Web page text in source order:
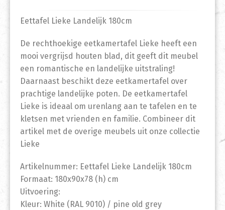
Eettafel Lieke Landelijk 180cm
De rechthoekige eetkamertafel Lieke heeft een
mooi vergrijsd houten blad, dit geeft dit meubel
een romantische en landelijke uitstraling!
Daarnaast beschikt deze eetkamertafel over
prachtige landelijke poten. De eetkamertafel
Lieke is ideaal om urenlang aan te tafelen en te
kletsen met vrienden en familie. Combineer dit
artikel met de overige meubels uit onze collectie
Lieke
Artikelnummer: Eettafel Lieke Landelijk 180cm
Formaat: 180x90x78 (h) cm
Uitvoering:
Kleur: White (RAL 9010) / pine old grey